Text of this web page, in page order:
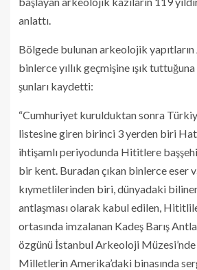
anlattı.
Bölgede bulunan arkeolojik yapıtların
binlerce yıllık geçmişine ışık
şunları kaydetti:
“Cumhuriyet kurulduktan sonra
listesine giren birinci 3 yerden biri
ihtişamlı periyodunda Hititlere
bir kent. Buradan çıkan binlerce eser
kıymetlilerinden biri, dünyadaki
antlaşması olarak kabul edilen,
ortasında imzalanan Kadeş Barış
özgünü İstanbul Arkeoloji
Milletlerin Amerika’daki binasında